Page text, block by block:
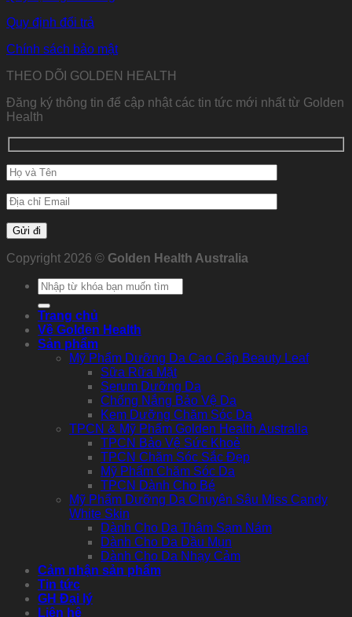
Quy định đổi trả
Chính sách bảo mật
THEO DÕI GOLDEN HEALTH
Đăng ký thông tin để cập nhật các tin tức mới nhất từ Golden
Health
Copyright 2026 © Golden Health Australia
Tìm
kiếm:
Trang chủ
Về Golden Health
Sản phẩm
Mỹ Phẩm Dưỡng Da Cao Cấp Beauty Leaf
Sữa Rữa Mặt
Serum Dưỡng Da
Chống Nắng Bảo Vệ Da
Kem Dưỡng Chăm Sóc Da
TPCN & Mỹ Phẩm Golden Health Australia
TPCN Bảo Vệ Sức Khoẻ
TPCN Chăm Sóc Sắc Đẹp
Mỹ Phẩm Chăm Sóc Da
TPCN Dành Cho Bé
Mỹ Phẩm Dưỡng Da Chuyên Sâu Miss Candy
White Skin
Dành Cho Da Thâm Sạm Nám
Dành Cho Da Dầu Mụn
Dành Cho Da Nhạy Cảm
Cảm nhận sản phẩm
Tin tức
GH Đại lý
Liên hệ